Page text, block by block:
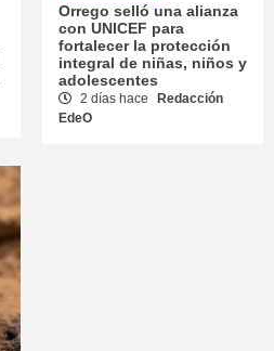
Orrego selló una alianza
con UNICEF para
fortalecer la protección
integral de niñas, niños y
adolescentes
2 días hace
Redacción
EdeO